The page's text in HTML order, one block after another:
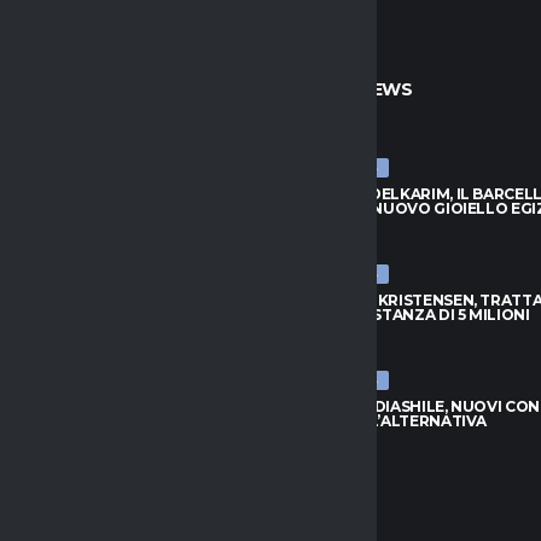
ULTIME NEWS
ULTIME NEWS
HAMZA ABDELKARIM, IL
SCOPRE IL NUOVO GIOIELLO
ULTIME NEWS
ATALANTA-KRISTENSEN,
APERTA: DISTANZA DI 5 MILIONI
ULTIME NEWS
NAPOLI-BADIASHILE, NUOVI
AGUERD È L’ALTERNATIVA